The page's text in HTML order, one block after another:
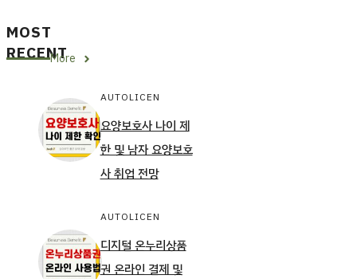
MOST
RECENT
More
AUTOLICEN
요양보호사 나이 제
한 및 남자 요양보호
사 취업 전망
AUTOLICEN
디지털 온누리상품
권 온라인 결제 및